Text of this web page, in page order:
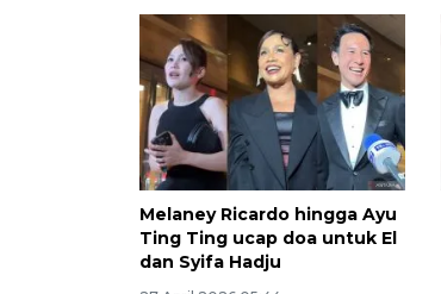
Melaney Ricardo hingga Ayu
Ting Ting ucap doa untuk El
dan Syifa Hadju